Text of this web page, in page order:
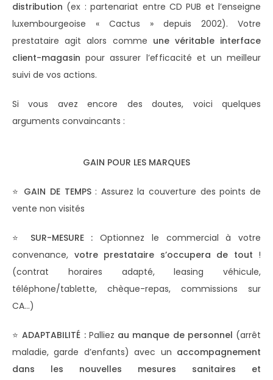
distribution (ex : partenariat entre CD PUB et l’enseigne
luxembourgeoise « Cactus » depuis 2002). Votre
prestataire agit alors comme une véritable interface
client-magasin pour assurer l’efficacité et un meilleur
suivi de vos actions.
Si vous avez encore des doutes, voici quelques
arguments convaincants :
GAIN POUR LES MARQUES
⭐ GAIN DE TEMPS: Assurez la couverture des points de
vente non visités
⭐ SUR-MESURE : Optionnez le commercial à votre
convenance, votre prestataire s’occupera de tout !
(contrat horaires adapté, leasing véhicule,
téléphone/tablette, chèque-repas, commissions sur
CA…)
⭐ADAPTABILITÉ :Palliez au manque de personnel (arrêt
maladie, garde d’enfants) avec un accompagnement
dans les nouvelles mesures sanitaires et